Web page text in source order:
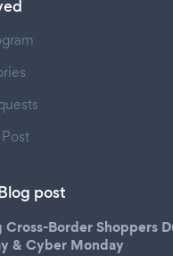
post
Border Shoppers
& Cyber Monday